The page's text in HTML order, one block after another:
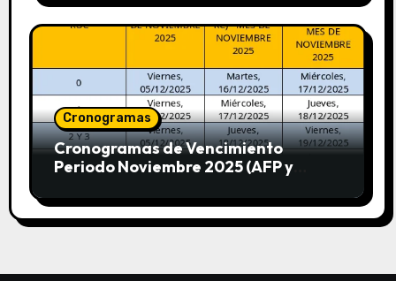
Cronogramas
Cronogramas de Vencimiento
Periodo Noviembre 2025 (AFP y